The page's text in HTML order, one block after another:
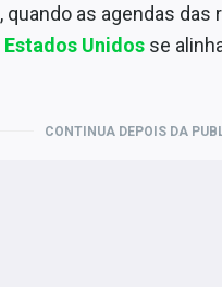
, quando as agendas
Estados Unidos se
CONTINUA DEPOIS DA